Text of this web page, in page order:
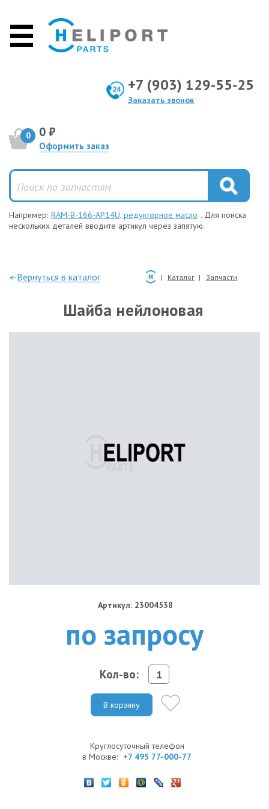
+7 (903) 129-55-25
Заказать звонок
0 0 ₽
Оформить заказ
Например: RAM-B-166-AP14U, редукторное масло . Для поиска
нескольких деталей вводите артикул через запятую.
—Вернуться в каталог Каталог Запчасти
Шайба нейлоновая
Артикул: 23004538
по запросу
Кол-во:
В корзину
Круглосуточный телефон
в Москве: +7 495 77-000-77